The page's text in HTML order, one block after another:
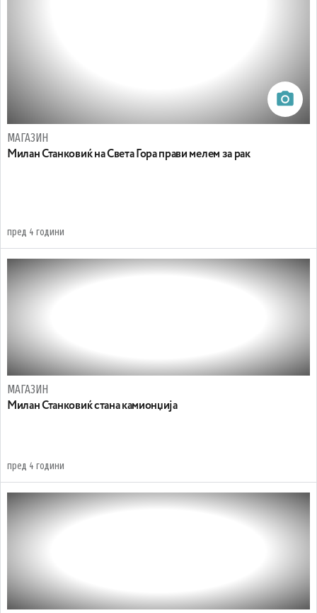
МАГАЗИН
Милан Станковиќ на Света Гора прави мелем за рак
пред 4 години
МАГАЗИН
Милан Станковиќ стана камионџија
пред 4 години